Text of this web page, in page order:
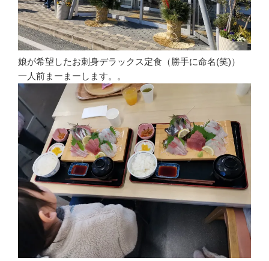
娘が希望したお刺身デラックス定食（勝手に命名(笑)）
一人前まーまーします。。